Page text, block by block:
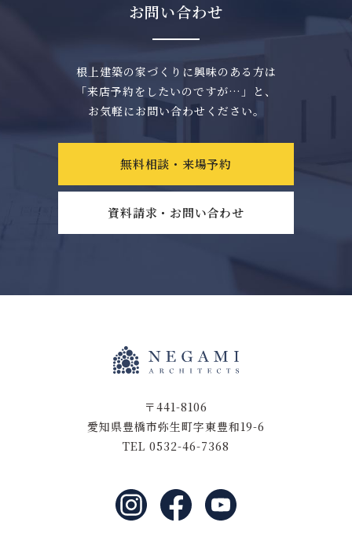
お問い合わせ
根上建築の家づくりに興味のある方は
「来店予約をしたいのですが…」と、
お気軽にお問い合わせください。
無料相談・来場予約
資料請求・お問い合わせ
〒441-8106
愛知県豊橋市弥生町字東豊和19-6
TEL 0532-46-7368